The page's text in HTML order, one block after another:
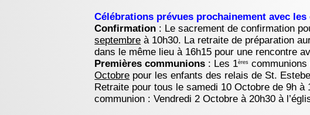
Célébrations prévues prochainement avec
Confirmation : Le sacrement de confirmation
septembre à 10h30. La retraite de préparation
dans le même lieu à 16h15 pour une rencontre
Premières communions : Les 1ères
Octobre pour les enfants des relais de St.
Retraite pour tous le samedi 10 Octobre de 9h
communion : Vendredi 2 Octobre à 20h30 à